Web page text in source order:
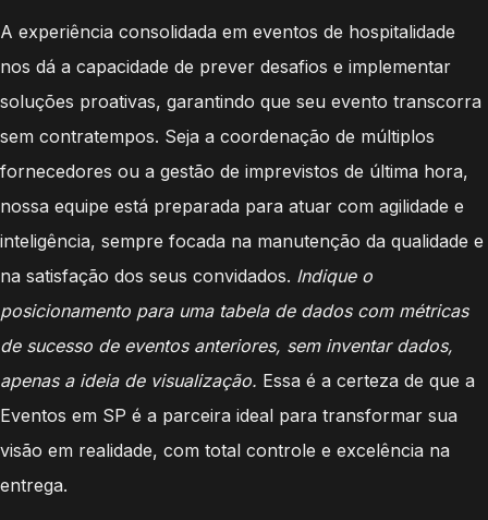
A experiência consolidada em eventos de hospitalidade
nos dá a capacidade de prever desafios e implementar
soluções proativas, garantindo que seu evento transcorra
sem contratempos. Seja a coordenação de múltiplos
fornecedores ou a gestão de imprevistos de última hora,
nossa equipe está preparada para atuar com agilidade e
inteligência, sempre focada na manutenção da qualidade e
na satisfação dos seus convidados. Indique o
posicionamento para uma tabela de dados com métricas
de sucesso de eventos anteriores, sem inventar dados,
apenas a ideia de visualização. Essa é a certeza de que a
Eventos em SP é a parceira ideal para transformar sua
visão em realidade, com total controle e excelência na
entrega.